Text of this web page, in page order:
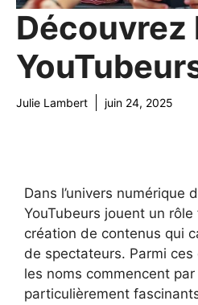
Découvrez
Julie Lambert juin 24, 2025
Dans l’univers numérique
YouTubeurs jouent un
création de contenus qui
de spectateurs. Parmi
les noms commencent
particulièrement